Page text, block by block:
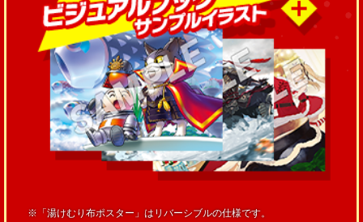
※「湯けむり布ポスター」はリバーシブルの仕様です。